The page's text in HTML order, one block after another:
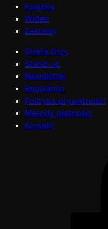
Książka
Wideo
Zestawy
Strefa Gizy
Stand-up
Newsletter
Regulamin
Polityka prywatności
Metody płatności
Kontakt